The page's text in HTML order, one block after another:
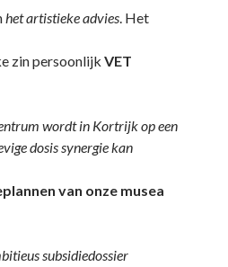
het artistieke advies. Het
zin persoonlijk VET
wordt in Kortrijk op een
dosis synergie kan
van onze musea
subsidiedossier